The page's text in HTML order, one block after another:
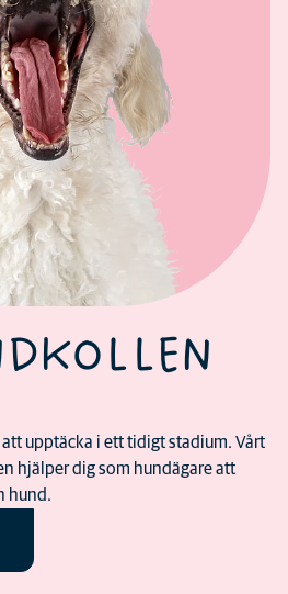
upptäcka i ett tidigt stadium. Vårt
hjälper dig som hundägare att
hund.